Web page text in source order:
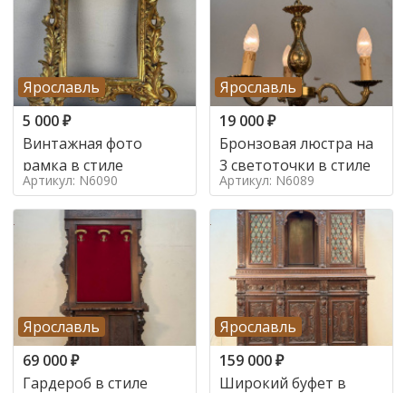
Ярославль
5 000₽
Винтажная фото
рамка в стиле
Артикул: N6090
Ярославль
19 000₽
Бронзовая люстра на
3 светоточки в стиле
Артикул: N6089
Ярославль
69 000₽
Гардероб в стиле
Ярославль
159 000₽
Широкий буфет в